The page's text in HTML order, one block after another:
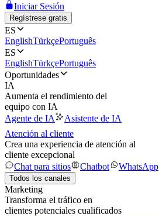
Iniciar Sesión
Regístrese gratis
ES
EnglishTürkçePortuguês
ES
EnglishTürkçePortuguês
Oportunidades
IA
Aumenta el rendimiento del
equipo con IA
Agente de IA
Asistente de IA
Atención al cliente
Crea una experiencia de atención al
cliente excepcional
Chat para sitios
Chatbot WhatsApp
Todos los canales
Marketing
Transforma el tráfico en
clientes potenciales cualificados